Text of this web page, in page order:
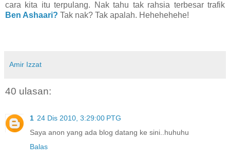
cara kita itu terpulang. Nak tahu tak rahsia terbesar trafik
Ben Ashaari? Tak nak? Tak apalah. Hehehehehe!
Amir Izzat
40 ulasan:
1 24 Dis 2010, 3:29:00 PTG
Saya anon yang ada blog datang ke sini..huhuhu
Balas